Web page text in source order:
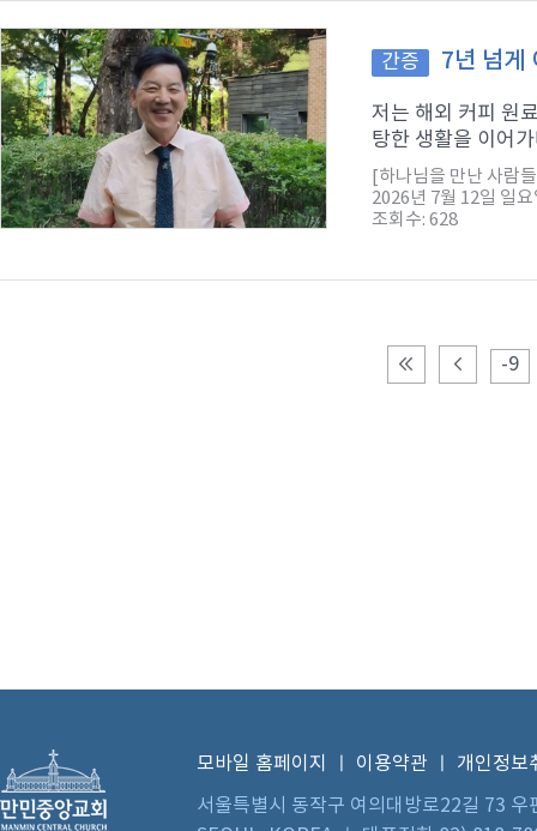
간증 7년 넘게
저는 해외 커피 원
탕한 생활을 이어
[하나님을 만난 사람
2026년 7월 12일 일요
조회수: 628
-9
모바일 홈페이지 이용약관
개인정보
서울특별시 동작구 여의대방로22길 73